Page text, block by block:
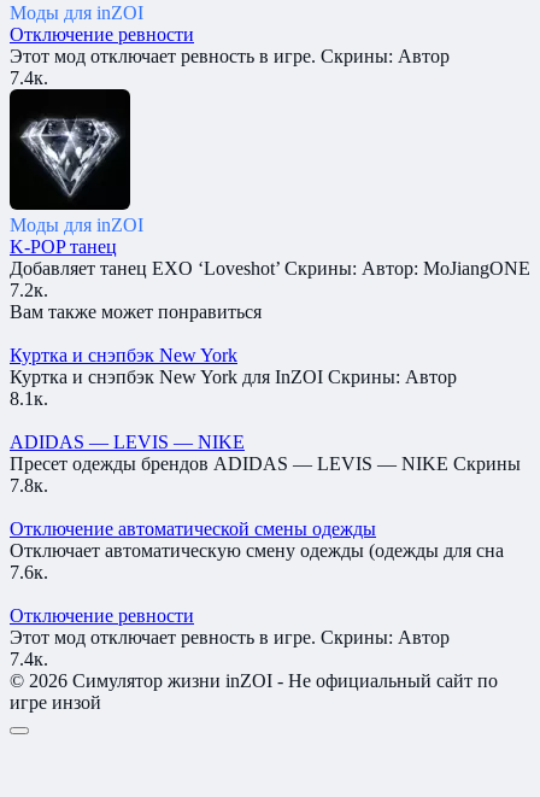
Моды для inZOI
Отключение ревности
Этот мод отключает ревность в игре. Скрины: Автор
7.4к.
Моды для inZOI
K-POP танец
Добавляет танец EXO ‘Loveshot’ Скрины: Автор: MoJiangONE
7.2к.
Вам также может понравиться
Куртка и снэпбэк New York
Куртка и снэпбэк New York для InZOI Скрины: Автор
8.1к.
ADIDAS — LEVIS — NIKE
Пресет одежды брендов ADIDAS — LEVIS — NIKE Скрины
7.8к.
Отключение автоматической смены одежды
Отключает автоматическую смену одежды (одежды для сна
7.6к.
Отключение ревности
Этот мод отключает ревность в игре. Скрины: Автор
7.4к.
© 2026 Симулятор жизни inZOI - Не официальный сайт по
игре инзой